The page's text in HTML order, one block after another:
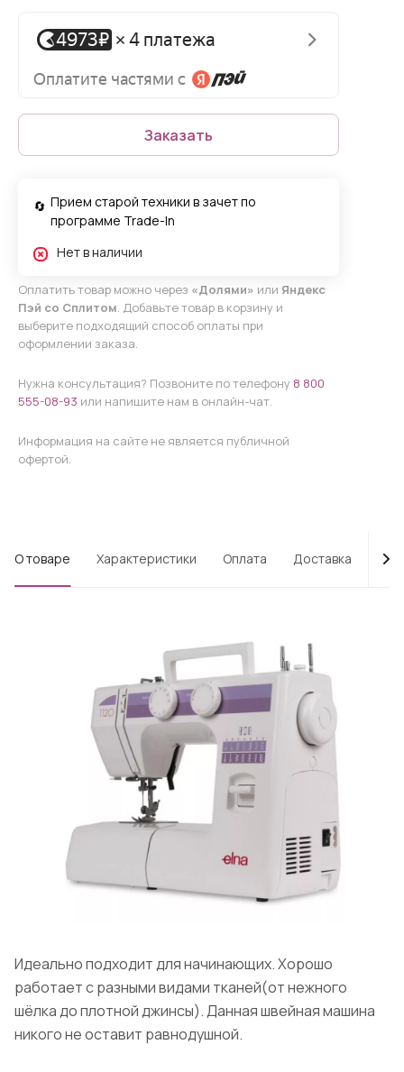
Заказать
Прием старой техники в зачет по
программе Trade-In
Нет в наличии
Оплатить товар можно через «Долями» или Яндекс
Пэй со Сплитом. Добавьте товар в корзину и
выберите подходящий способ оплаты при
оформлении заказа.
Нужна консультация? Позвоните по телефону 8 800
555-08-93 или напишите нам в онлайн-чат.
Информация на сайте не является публичной
офертой.
О товаре Характеристики Оплата Доставка
Идеально подходит для начинающих. Хорошо
работает с разными видами тканей(от нежного
шёлка до плотной джинсы). Данная швейная машина
никого не оставит равнодушной.